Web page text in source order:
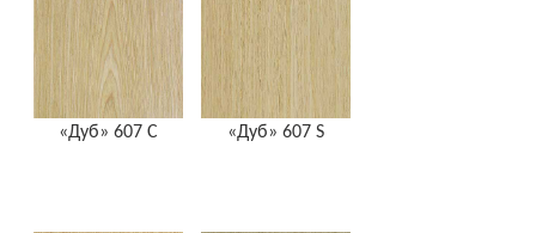
«Дуб» 607 C «Дуб» 607 S